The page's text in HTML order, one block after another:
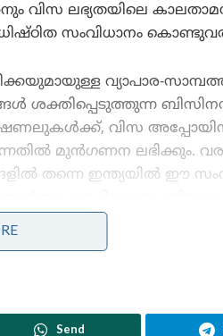
വിസ ലഭ്യതയിലെ
സംവിധാനം
വ്യാപാര-
ശക്തിപ്പെടുത്തുന്ന
വിസ
മുൻഗണന ലഭിക്കും.
തന്നെ ഇന്ത്യയിൽ ഈ
ഉറപ്പിക്കാൻ യാത്ര ചെയ്യുന്ന
അമേരിക്കൻ
വേഗത്തിൽ
Send